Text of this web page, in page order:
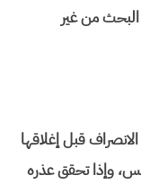
من غير
قبل إغلاقها
وإذا تحقق عذره